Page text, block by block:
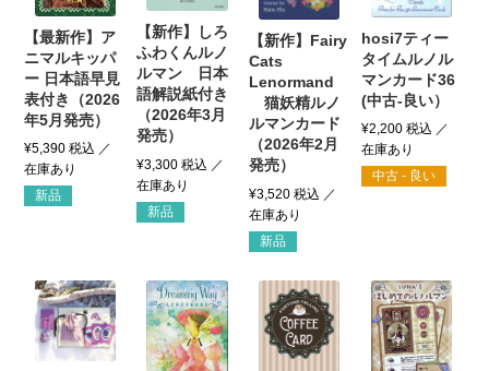
【最新作】ア
ニマルキッパ
ー 日本語早見
表付き（2026
年5月発売）
¥5,390 税込
新品
【新作】しろ
ふわくんルノ
ルマン 日本
語解説紙付き
（2026年3月
発売）
¥3,300 税込
新品
【新作】Fairy
Cats
Lenormand
猫妖精ルノ
ルマンカード
（2026年2月
発売）
¥3,520 税込
新品
hosi7ティー
タイムルノル
マンカード36
(中古-良い）
¥2,200税込
中古 - 良い